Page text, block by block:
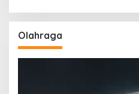
Olahraga